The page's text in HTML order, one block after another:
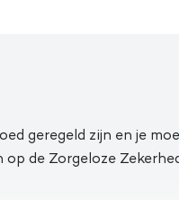
geregeld zijn en je
de Zorgeloze